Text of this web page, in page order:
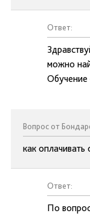
Ответ:
можно
Обучение
Вопрос от
как оплачивать
Ответ:
По